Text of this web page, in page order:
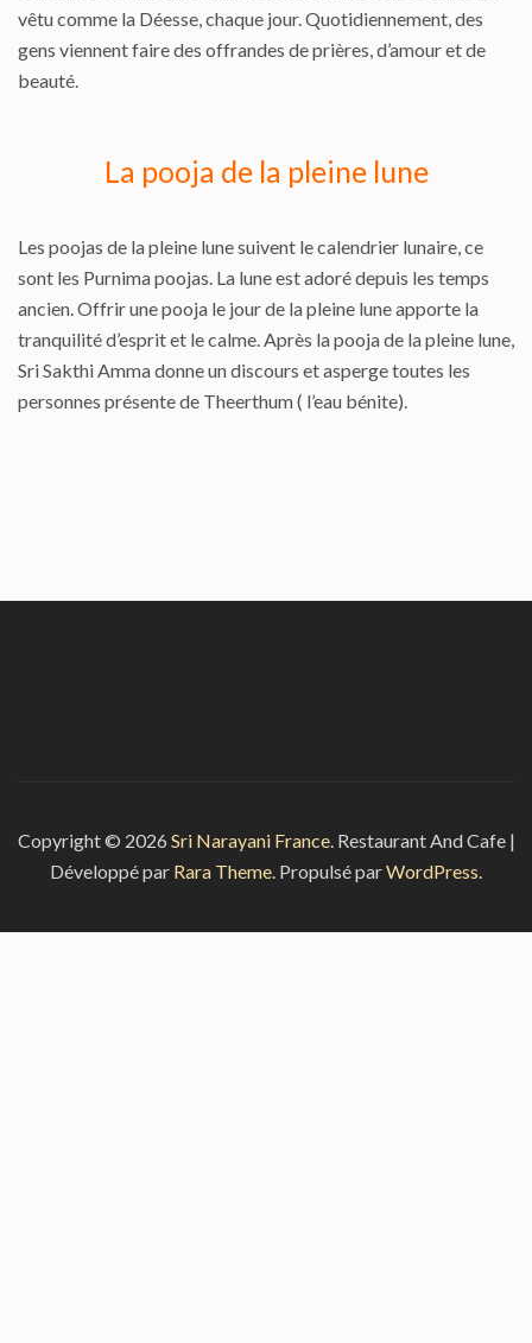
vêtu comme la Déesse, chaque jour. Quotidiennement, des
gens viennent faire des offrandes de prières, d’amour et de
beauté.
La pooja de la pleine lune
Les poojas de la pleine lune suivent le calendrier lunaire, ce
sont les Purnima poojas. La lune est adoré depuis les temps
ancien. Offrir une pooja le jour de la pleine lune apporte la
tranquilité d’esprit et le calme. Après la pooja de la pleine lune,
Sri Sakthi Amma donne un discours et asperge toutes les
personnes présente de Theerthum ( l’eau bénite).
Copyright © 2026 Sri Narayani France. Restaurant And Cafe |
Développé par Rara Theme . Propulsé parWordPress.